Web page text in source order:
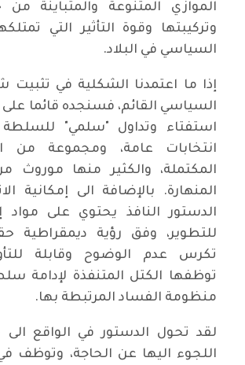
الموازي المتنوعة والمتباينة
وتركيبتها وقوة التأثير التي
السياسي في البلاد.
إذا ما اعتمدنا الشكلية في تثبيت
السياسي القائم، فسنجده قائما
استفتاء وتداول "سلمي"
انتخابات عامة، ومجموعة من
المكتملة، والكثير منها موروث من
المنهارة. بالإضافة الى إمكانية
الدستور النافذ يحتوي على مواد
للتطوير، وفق رؤية ديمقراطية
تكرس عدم الوضوح وقابلة
توظفها الكتل المتنفذة لإدامة
منظومة الفساد المرتبطة بها.
لقد تحول الدستور في الواقع
اللجوء اليها عن الحاجة، وتوظف